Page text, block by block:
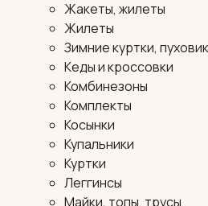
Жакеты, жилеты
Жилеты
Зимние куртки,
Кеды и кроссовки
Комбинезоны
Комплекты
Косынки
Купальники
Куртки
Леггинсы
Майки, топы, трусы